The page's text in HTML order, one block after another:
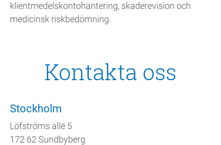
klientmedelskontohantering, skaderevision och
medicinsk riskbedömning.
Kontakta oss
Stockholm
Löfströms allé 5
172 62 Sundbyberg